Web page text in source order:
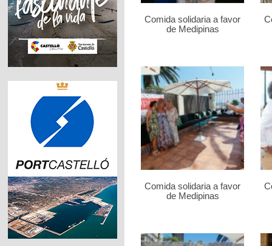
Comida solidaria a favor
de Medipinas
Comida solidaria a favor
de Medipinas